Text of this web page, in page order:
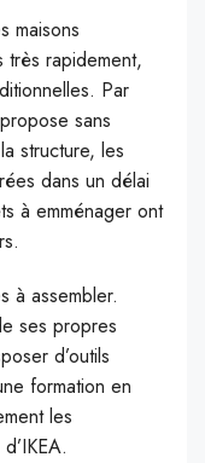
maisons
très rapidement,
Par
sans
structure, les
dans un délai
à emménager ont
à assembler.
ses propres
d’outils
formation en
les